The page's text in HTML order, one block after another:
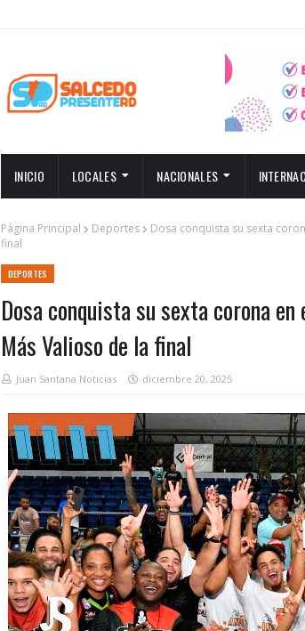
INICIO LOCALES NACIONALES
Página Principal Deportes
Dosa conquista su sexta
final
DEPORTES
Dosa conquista su sexta corona en
Más Valioso de la final
Juan Santana Noticias diciembre 20, 2025